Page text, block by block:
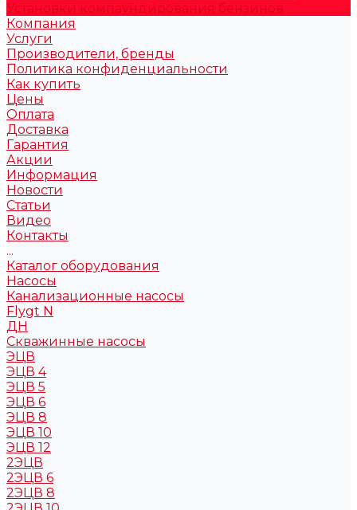
Установки компаундирования бензинов
Компания
Услуги
Производители, бренды
Политика конфиденциальности
Как купить
Цены
Оплата
Доставка
Гарантия
Акции
Информация
Новости
Статьи
Видео
Контакты
...
Каталог оборудования
Насосы
Канализационные насосы
Flygt N
ДН
Скважинные насосы
ЭЦВ
ЭЦВ 4
ЭЦВ 5
ЭЦВ 6
ЭЦВ 8
ЭЦВ 10
ЭЦВ 12
2ЭЦВ
2ЭЦВ 6
2ЭЦВ 8